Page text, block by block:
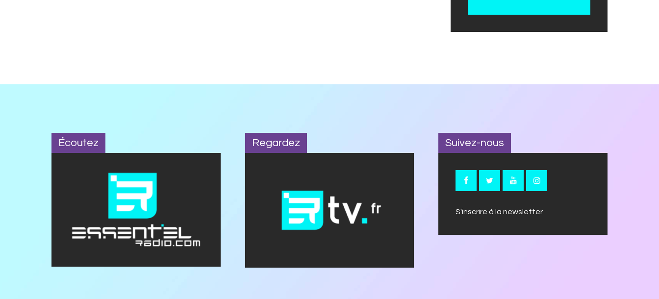
Écoutez Regardez Suivez-nous
S'inscrire à la newsletter